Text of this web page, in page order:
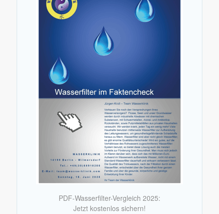
PDF-Wasserfilter-Vergleich 2025:
Jetzt kostenlos sichern!